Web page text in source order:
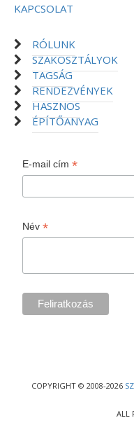
KAPCSOLAT
RÓLUNK
SZAKOSZTÁLYOK
TAGSÁG
RENDEZVÉNYEK
HASZNOS
ÉPÍTŐANYAG
E-mail cím*
Név*
COPYRIGHT © 2008-2026
ALL